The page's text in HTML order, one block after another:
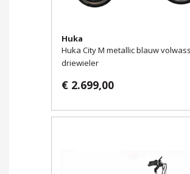
Huka
Huka City M metallic blauw
driewieler
€ 2.699,00